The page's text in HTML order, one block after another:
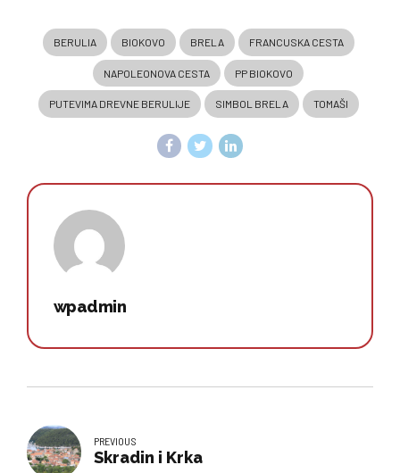
BERULIA BIOKOVO BRELA FRANCUSKA CESTA
NAPOLEONOVA CESTA PP BIOKOVO
PUTEVIMA DREVNE BERULIJE SIMBOL BRELA TOMAŠI
wpadmin
PREVIOUS
Skradin i Krka